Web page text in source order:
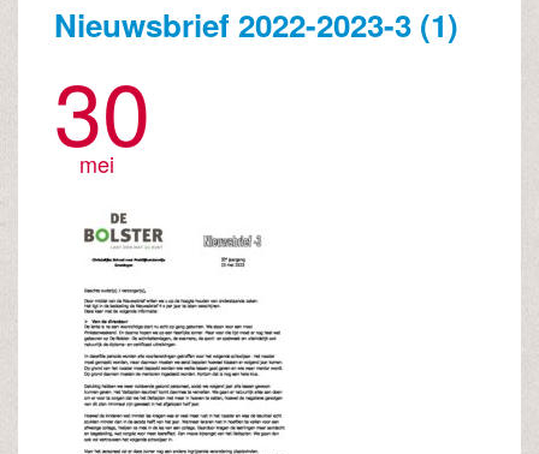
Nieuwsbrief 2022-2023-3 (1)
30
mei